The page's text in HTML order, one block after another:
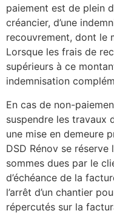
paiement est de plein
créancier, d’une
recouvrement, dont le
Lorsque les frais de
supérieurs à ce
indemnisation
En cas de non-
suspendre les travaux
une mise en demeure
DSD Rénov se
sommes dues par le
d’échéance de la
l’arrêt d’un chantier
répercutés sur la